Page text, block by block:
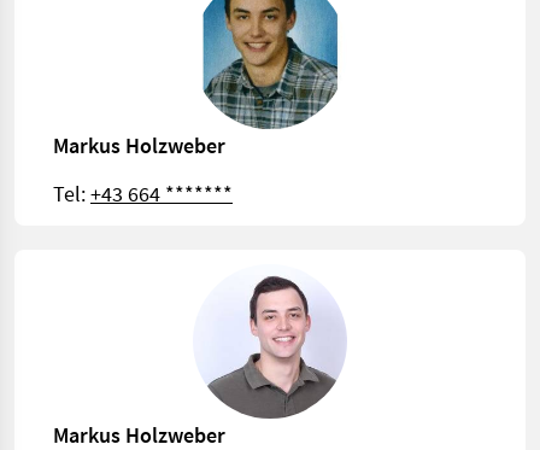
Markus Holzweber
Tel:+43 664 *******
Markus Holzweber